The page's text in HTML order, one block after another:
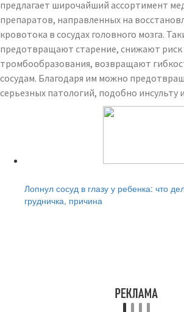
предлагает широчайший ассортимент
препаратов, направленных на
кровотока в сосудах головного мозга.
предотвращают старение, снижают риск
тромбообразования, возвращают
сосудам. Благодаря им можно
серьезных патологий, подобно инсульту
Лопнул сосуд в глазу у ребенка: что
грудничка, причина